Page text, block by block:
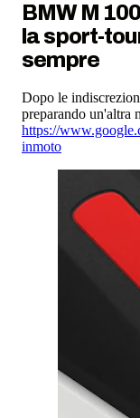
BMW M
la sport-
sempre
Dopo le
preparando un'altra
https://
inmoto